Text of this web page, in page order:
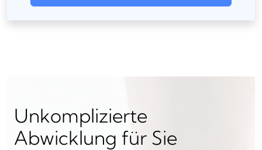
Unkomplizierte
Abwicklung für Sie